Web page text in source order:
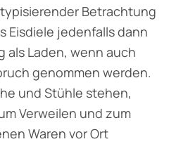
Betrachtung
Eisdiele jedenfalls dann
als Laden, wenn auch
genommen werden.
und Stühle stehen,
Verweilen und zum
Waren vor Ort